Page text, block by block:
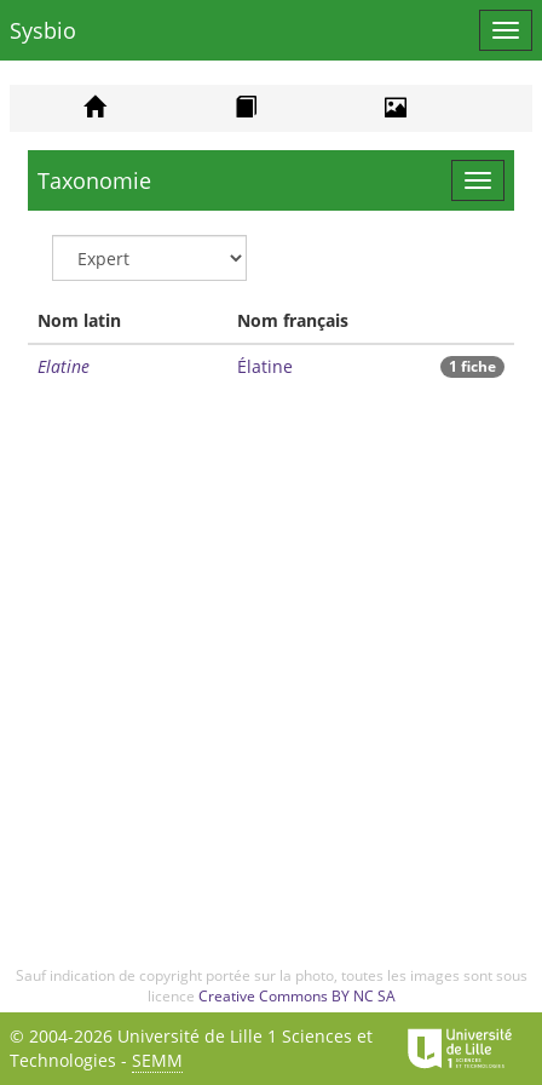
le
Sysbio
Toggle
Taxonomie
Nom latin
Nom français
Elatine
Élatine 1 fiche
Sauf indication de copyright portée sur la photo, toutes les images sont sous
licence Creative Commons BY NC SA
© 2004-2026 Université de Lille 1 Sciences et
Technologies - SEMM